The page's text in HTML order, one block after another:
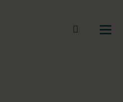
à la page d'accueil
go to